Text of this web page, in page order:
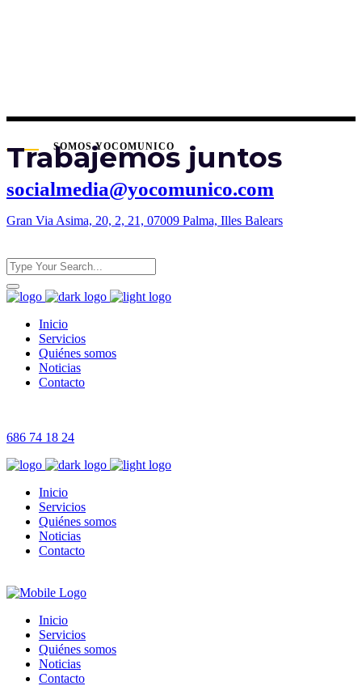
SOMOS YOCOMUNICO
Trabajemos juntos
socialmedia@yocomunico.com
Gran Via Asima, 20, 2, 21, 07009 Palma, Illes Balears
Inicio
Servicios
Quiénes somos
Noticias
Contacto
686 74 18 24
Inicio
Servicios
Quiénes somos
Noticias
Contacto
Inicio
Servicios
Quiénes somos
Noticias
Contacto